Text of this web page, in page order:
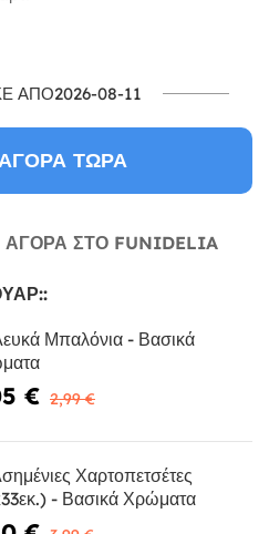
ΑΠΌ2026-08-11
ΑΓΟΡΆ ΤΏΡΑ
ΣΤΟ FUNIDELIA
Μπαλόνια - Βασικά
€ 2,99 €
Χαρτοπετσέτες
- Βασικά Χρώματα